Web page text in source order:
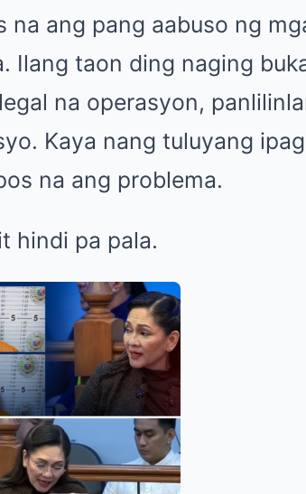
na ang pang aabuso ng
Ilang taon ding naging
na operasyon,
Kaya nang tuluyang
na ang problema.
hindi pa pala.